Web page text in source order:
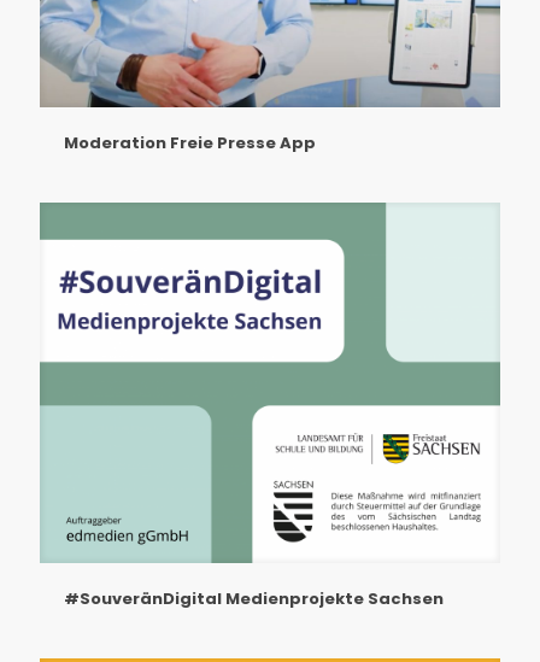
Moderation Freie Presse App
#SouveränDigital Medienprojekte Sachsen